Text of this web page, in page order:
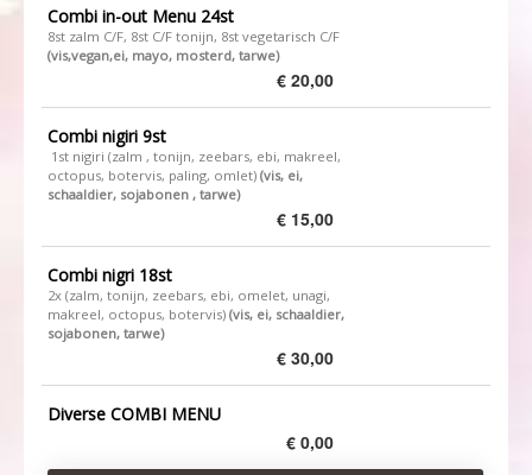
Combi in-out Menu 24st
8st zalm C/F, 8st C/F tonijn, 8st vegetarisch C/F
(vis,vegan,ei, mayo, mosterd, tarwe)
€ 20,00
Combi nigiri 9st
1st nigiri (zalm , tonijn, zeebars, ebi, makreel,
octopus, botervis, paling, omlet) (vis, ei,
schaaldier, sojabonen , tarwe)
€ 15,00
Combi nigri 18st
2x (zalm, tonijn, zeebars, ebi, omelet, unagi,
makreel, octopus, botervis) (vis, ei, schaaldier,
sojabonen, tarwe)
€ 30,00
Diverse COMBI MENU
€ 0,00